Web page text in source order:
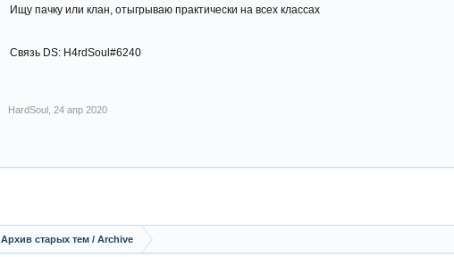
Ищу пачку или клан, отыгрываю практически на всех классах
Связь DS: H4rdSoul#6240
HardSoul 24 апр 2020
Архив старых тем / Archive